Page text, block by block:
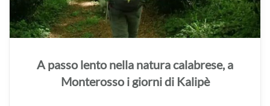
A passo lento nella natura calabrese, a
Monterosso i giorni di Kalipè